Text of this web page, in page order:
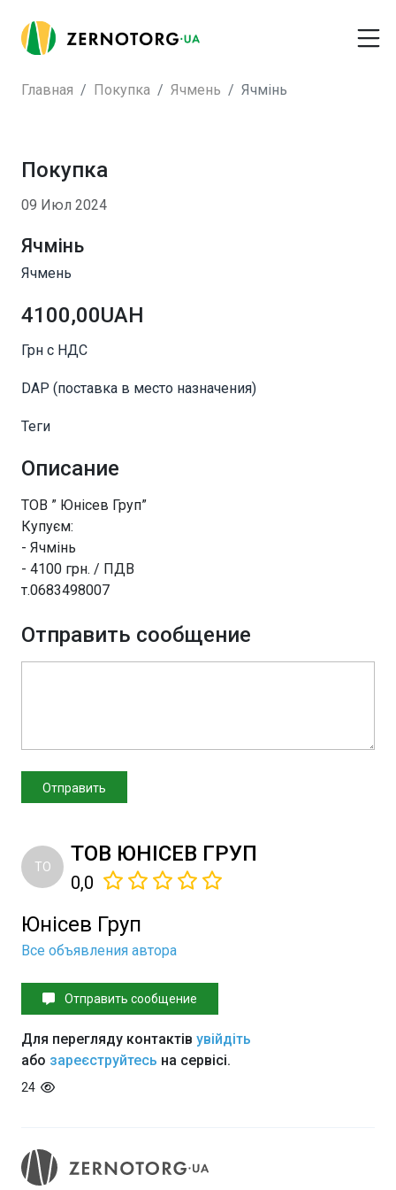
Главная Покупка Ячмень Ячмінь
Покупка
09 Июл 2024
Ячмінь
Ячмень
4100,00UAH
Грн с НДС
DAP (поставка в место назначения)
Теги
Описание
ТОВ ” Юнісев Груп”
Купуєм:
- Ячмінь
- 4100 грн. / ПДВ
т.0683498007
Отправить сообщение
ТО
ТОВ ЮНІСЕВ ГРУП
0,0
Юнісев Груп
Все объявления автора
Отправить сообщение
Для перегляду контактів увійдіть
або зареєструйтесь на сервісі.
24